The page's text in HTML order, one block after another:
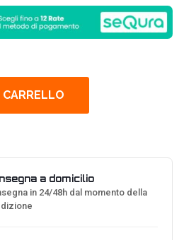
a domicilio
in 24/48h dal momento della